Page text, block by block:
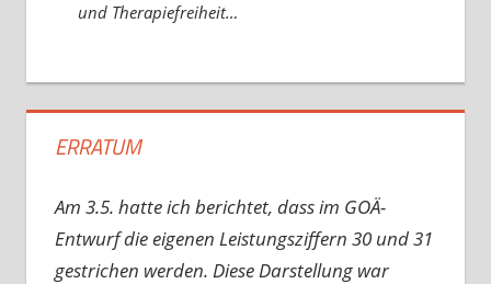
und Therapiefreiheit…
ERRATUM
Am 3.5. hatte ich berichtet, dass im GOÄ-
Entwurf die eigenen Leistungsziffern 30 und 31
gestrichen werden. Diese Darstellung war